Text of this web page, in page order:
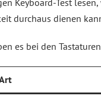
Keyboard-Test
durchaus dienen
es bei den